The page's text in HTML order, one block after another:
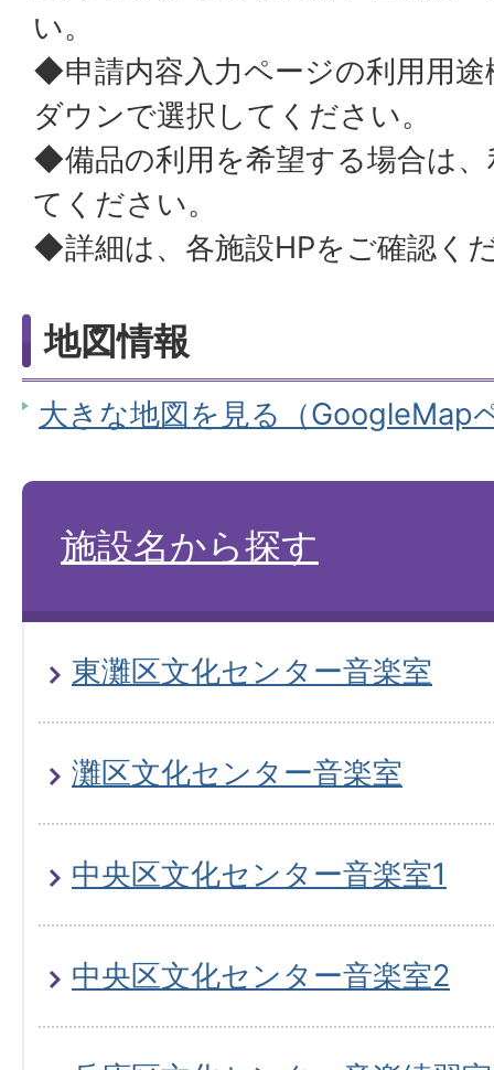
い。
◆申請内容入力ページの利用用
ダウンで選択してください。
◆備品の利用を希望する場合は
てください。
◆詳細は、各施設HPをご確認く
地図情報
大きな地図を見る（GoogleMap
施設名から探す
東灘区文化センター音楽室
灘区文化センター音楽室
中央区文化センター音楽室1
中央区文化センター音楽室2